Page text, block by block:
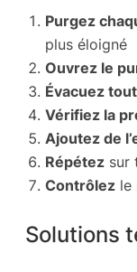
Purgez
plus éloigné
Ouvrez le
Évacuez tout
Vérifiez la
Ajoutez de
Répétez sur
Contrôlez le
Solutions